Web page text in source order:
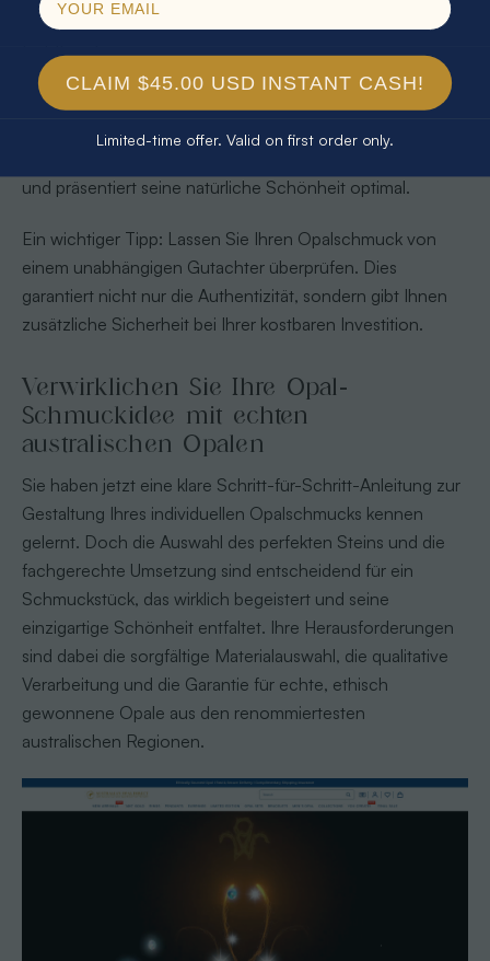
zeigt ein intensives Farbspektrum und eine gleichmäßige
Lichtbrechung.
Achten Sie besonders auf die Verarbeitung. Der Opal
sollte sicher und schonend gefasst sein. Eine
und präsentiert seine natürliche Schönheit optimal.
Ein wichtiger Tipp: Lassen Sie Ihren Opalschmuck von
einem unabhängigen Gutachter überprüfen. Dies
garantiert nicht nur die Authentizität, sondern gibt Ihnen
zusätzliche Sicherheit bei Ihrer kostbaren Investition.
Verwirklichen Sie Ihre Opal-
Schmuckidee mit echten
australischen Opalen
Sie haben jetzt eine klare Schritt-für-Schritt-Anleitung zur
Gestaltung Ihres individuellen Opalschmucks kennen
gelernt. Doch die Auswahl des perfekten Steins und die
fachgerechte Umsetzung sind entscheidend für ein
Schmuckstück, das wirklich begeistert und seine
einzigartige Schönheit entfaltet. Ihre Herausforderungen
sind dabei die sorgfältige Materialauswahl, die qualitative
Verarbeitung und die Garantie für echte, ethisch
gewonnene Opale aus den renommiertesten
australischen Regionen.
CLAIM $45.00 USD INSTANT CASH!
Limited-time offer. Valid on first order only.